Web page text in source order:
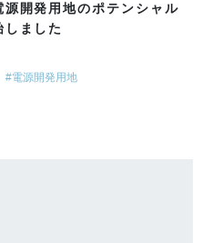
源開発用地のポテンシャル
ました
#電源開発用地